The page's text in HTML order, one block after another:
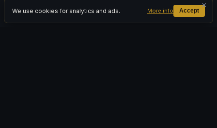
We use cookies for analytics and ads. More info Accept
×